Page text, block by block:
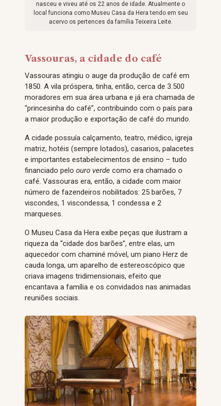
nasceu e viveu até os 22 anos de idade. Atualmente o
local funciona como Museu Casa da Hera tendo em seu
acervo os pertences da família Teixeira Leite.
Vassouras, a cidade do café
Vassouras atingiu o auge da produção de café em
1850. A vila próspera, tinha, então, cerca de 3.500
moradores em sua área urbana e já era chamada de
“princesinha do café”, contribuindo com o país para
a maior produção e exportação de café do mundo.
A cidade possuía calçamento, teatro, médico, igreja
matriz, hotéis (sempre lotados), casarios, palacetes
e importantes estabelecimentos de ensino – tudo
financiado pelo ouro verde como era chamado o
café. Vassouras era, então, a cidade com maior
número de fazendeiros nobilitados: 25 barões, 7
viscondes, 1 viscondessa, 1 condessa e 2
marqueses.
O Museu Casa da Hera exibe peças que ilustram a
riqueza da “cidade dos barões”, entre elas, um
aquecedor com chaminé móvel, um piano Herz de
cauda longa, um aparelho de estereoscópico que
criava imagens tridimensionais, efeito que
encantava a família e os convidados nas animadas
reuniões sociais.